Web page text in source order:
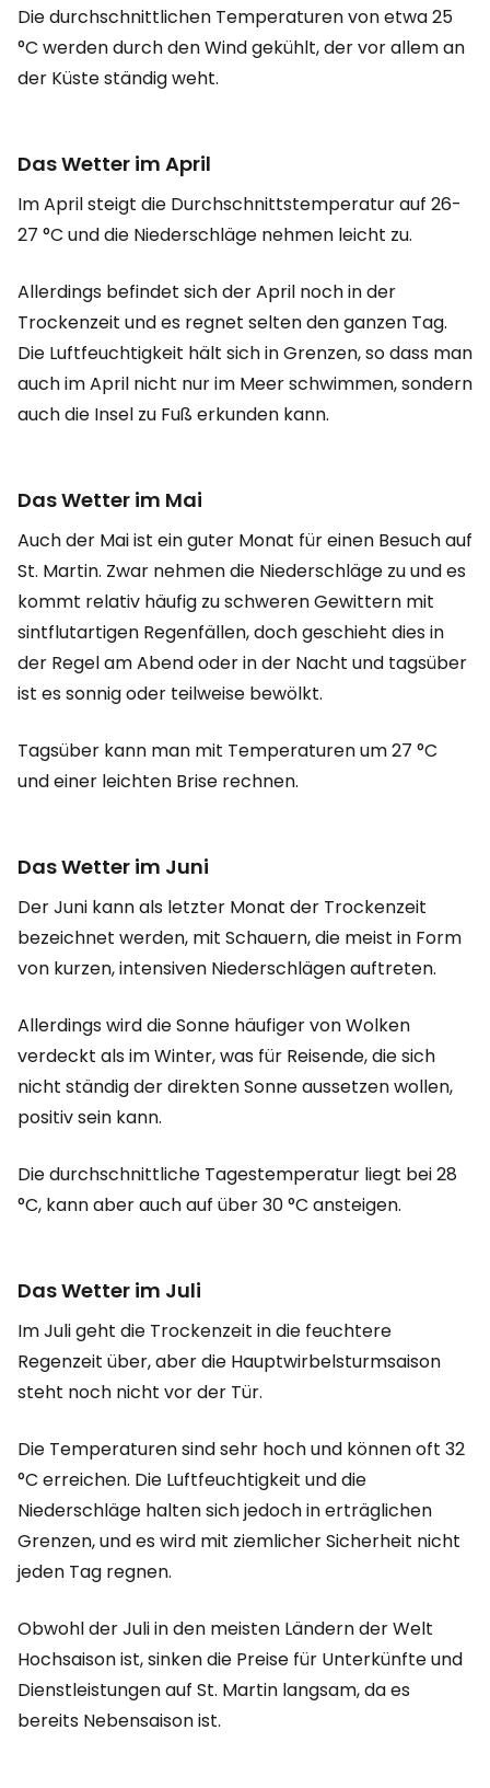
Die durchschnittlichen Temperaturen von etwa 25
°C werden durch den Wind gekühlt, der vor allem an
der Küste ständig weht.
Das Wetter im April
Im April steigt die Durchschnittstemperatur auf 26-
27 °C und die Niederschläge nehmen leicht zu.
Allerdings befindet sich der April noch in der
Trockenzeit und es regnet selten den ganzen Tag.
Die Luftfeuchtigkeit hält sich in Grenzen, so dass man
auch im April nicht nur im Meer schwimmen, sondern
auch die Insel zu Fuß erkunden kann.
Das Wetter im Mai
Auch der Mai ist ein guter Monat für einen Besuch auf
St. Martin. Zwar nehmen die Niederschläge zu und es
kommt relativ häufig zu schweren Gewittern mit
sintflutartigen Regenfällen, doch geschieht dies in
der Regel am Abend oder in der Nacht und tagsüber
ist es sonnig oder teilweise bewölkt.
Tagsüber kann man mit Temperaturen um 27 °C
und einer leichten Brise rechnen.
Das Wetter im Juni
Der Juni kann als letzter Monat der Trockenzeit
bezeichnet werden, mit Schauern, die meist in Form
von kurzen, intensiven Niederschlägen auftreten.
Allerdings wird die Sonne häufiger von Wolken
verdeckt als im Winter, was für Reisende, die sich
nicht ständig der direkten Sonne aussetzen wollen,
positiv sein kann.
Die durchschnittliche Tagestemperatur liegt bei 28
°C, kann aber auch auf über 30 °C ansteigen.
Das Wetter im Juli
Im Juli geht die Trockenzeit in die feuchtere
Regenzeit über, aber die Hauptwirbelsturmsaison
steht noch nicht vor der Tür.
Die Temperaturen sind sehr hoch und können oft 32
°C erreichen. Die Luftfeuchtigkeit und die
Niederschläge halten sich jedoch in erträglichen
Grenzen, und es wird mit ziemlicher Sicherheit nicht
jeden Tag regnen.
Obwohl der Juli in den meisten Ländern der Welt
Hochsaison ist, sinken die Preise für Unterkünfte und
Dienstleistungen auf St. Martin langsam, da es
bereits Nebensaison ist.